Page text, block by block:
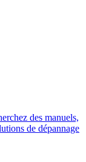
des manuels,
de dépannage